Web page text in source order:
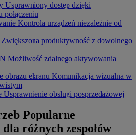
Usprawniony dostęp dzięki
połączeniu
Kontrola urządzeń niezależnie od
Zwiększona produktywność z dowolnego
Możliwość zdalnego aktywowania
obrazu ekranu Komunikacja wizualna w
Usprawnienie obsługi posprzedażowej
Popularne
różnych zespołów